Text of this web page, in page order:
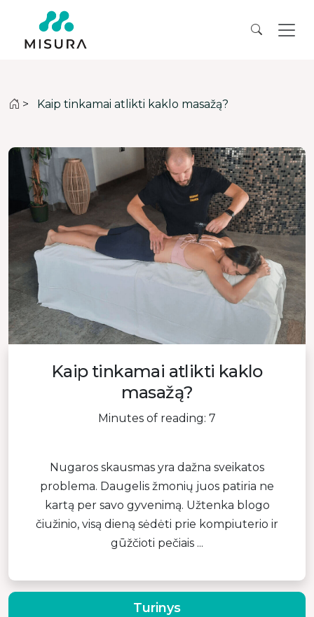
> Kaip tinkamai atlikti kaklo masažą?
Kaip tinkamai atlikti kaklo
masažą?
Minutes of reading: 7
Nugaros skausmas yra dažna sveikatos
problema. Daugelis žmonių juos patiria ne
kartą per savo gyvenimą. Užtenka blogo
čiužinio, visą dieną sėdėti prie kompiuterio ir
gūžčioti pečiais ...
Turinys